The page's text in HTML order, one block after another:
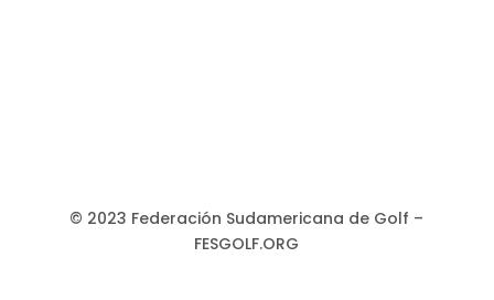
© 2023 Federación Sudamericana de Golf –
FESGOLF.ORG